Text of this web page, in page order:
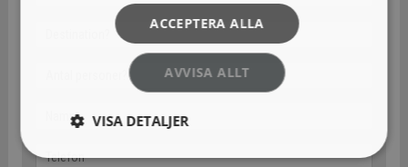
ACCEPTERA ALLA
AVVISA ALLT
VISA DETALJER